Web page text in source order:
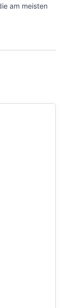
am meisten